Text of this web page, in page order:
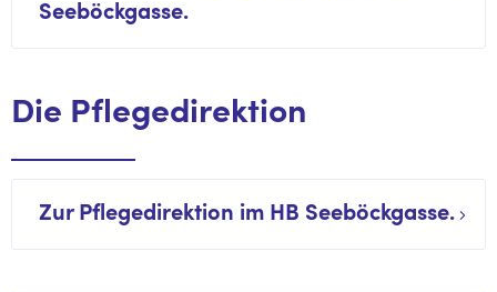
Seeböckgasse.
Die Pflegedirektion
Zur Pflegedirektion im HB Seeböckgasse.